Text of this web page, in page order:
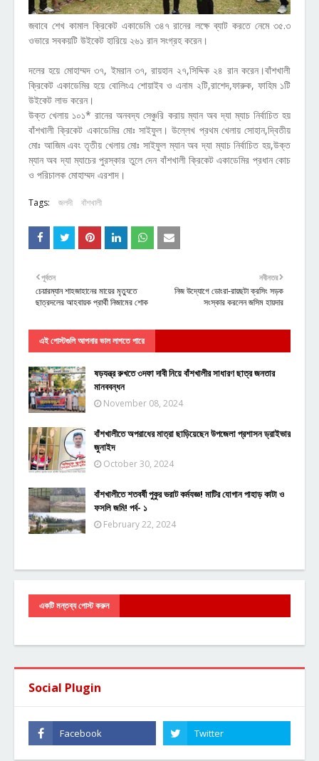
জবাবে শেখ কামাল ক্রিকেট একাডেমি ৩৪৭ রানের লক্ষে ব্যাট করতে নেমে ৩৫.৩
ওভারে সবকয়টি উইকেট হারিয়ে ২৬১ রান সংগ্রহ করেন।
দলের হয়ে মোহাম্মদ ৩৭, ইমরান ৩৭, রায়হান ২৭,সিদ্দিক ২৪ রান করেন।বাঁশখালী
ক্রিকেট একাডেমির হয়ে বোলিংএ শোয়াইব ও এনাম ২টি,রাশেদ,ফারুক, ফাহিম ১টি
উইকেট লাভ করেন।
উক্ত খেলায় ১০১* রানের অনবদ্য সেঞ্চুরি করায় ম্যান অব দ্যা ম্যাচ নির্বাচিত হয়
বাঁশখালী ক্রিকেট একাডেমির মোঃ সাইফুল। উল্লেখ প্রথম খেলায় সোহান,দ্বিতীয়
মোঃ আজিম এবং তৃতীয় খেলায় মোঃ সাইফুল ম্যান অব দ্যা ম্যাচ নির্বাচিত হয়,উক্ত
ম্যান অব দ্যা ম্যাচের পুরস্কার তুলে দেন বাঁশখালী ক্রিকেট একাডেমির প্রধান কোচ
ও পরিচালক মোহাম্মদ এরশাদ।
Tags: জলদী বাঁশখালী
নবীনতর
নিজ উদ্যোগে ডোংরা-রায়ছটা ক্রসিং সড়ক
সংস্কার করলেন জসিম হায়দার
পূর্বতন
চেয়ারম্যান শাহজাহানের মায়ের মৃত্যুতে
ছাত্রদলের আহবায়ক প্রার্থী নিজামের শোক
এই পোস্টগুলি আপনার ভাল লাগতে পারে
ষড়যন্ত্র রুখতে ৩দফা দাবী নিয়ে বাঁশখালীর সাধারণ ছাত্র জনতার
মানববন্ধন
November 08, 2024
বাঁশখালীতে অপরাধের মাত্রা ছাড়িয়েছেন উপজেলা প্রশাসন ড্রাইভার
জুনাইদ
October 30, 2024
বাঁশখালীতে শতবর্ষী পুকুর ভরাট কর্মযজ্ঞ! মাটির যোগান পাহাড় কাটা ও
ফসলি জমি! পর্ব- ১
February 22, 2024
একটি মন্তব্য পোস্ট করুন
Social Plugin